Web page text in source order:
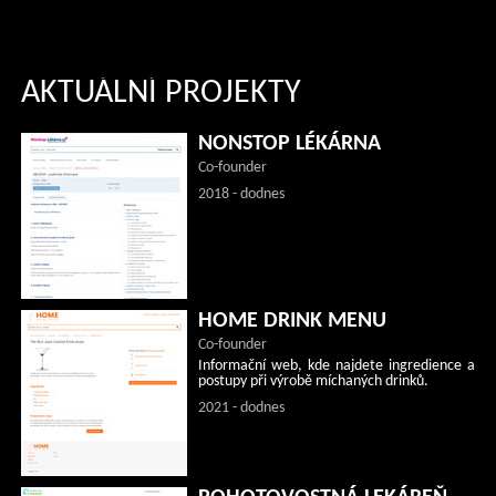
AKTUÁLNÍ PROJEKTY
NONSTOP LÉKÁRNA
Co-founder
2018 - dodnes
HOME DRINK MENU
Co-founder
Informační web, kde najdete ingredience a
postupy při výrobě míchaných drinků.
2021 - dodnes